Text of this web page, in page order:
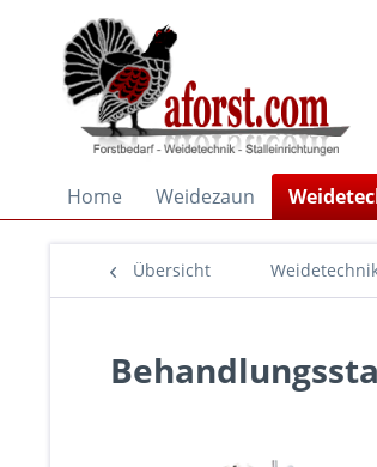
Home Weidezaun
Übersicht